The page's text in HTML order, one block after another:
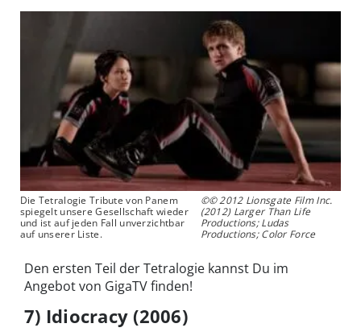
Die Tetralogie Tribute von Panem
spiegelt unsere Gesellschaft wieder
und ist auf jeden Fall unverzichtbar
auf unserer Liste.
©© 2012 Lionsgate Film Inc.
(2012) Larger Than Life
Productions; Ludas
Productions; Color Force
Den ersten Teil der Tetralogie kannst Du im
Angebot von GigaTV finden!
7) Idiocracy (2006)